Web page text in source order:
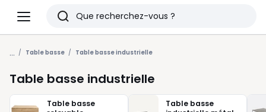
Menu
Redoute
Rechercher
Derniers
articles
vus
... Table basse Table basse industrielle
Table basse industrielle
Table basse
Table basse